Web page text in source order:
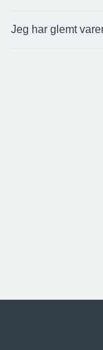
Jeg har glemt